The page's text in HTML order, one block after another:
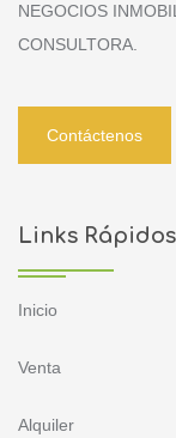
NEGOCIOS
CONSULTORA.
Contáctenos
Links Rápidos
Inicio
Venta
Alquiler